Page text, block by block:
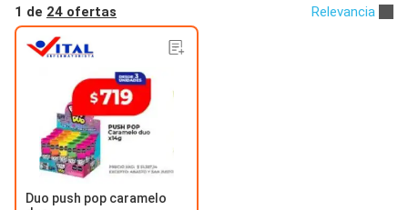
1 de 24 ofertas Relevancia
Duo push pop caramelo